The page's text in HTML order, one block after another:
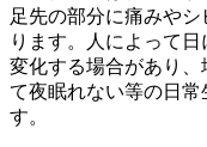
足先の部分に痛みや
ります。人によって
変化する場合があり、
て夜眠れない等の日常
す。